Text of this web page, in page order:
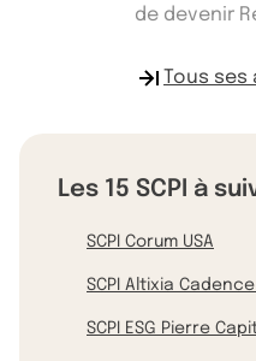
de devenir
Tous ses
Les 15 SCPI à
SCPI Corum USA
SCPI Altixia Cadence
SCPI ESG Pierre